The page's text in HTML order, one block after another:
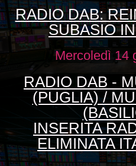
RADIO DAB:
SUBASIO
Mercoledì 14
RADIO DAB -
(PUGLIA) /
INSERITA
ELIMINATA